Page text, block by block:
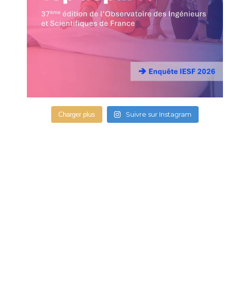
Charger plus Suivre sur Instagram